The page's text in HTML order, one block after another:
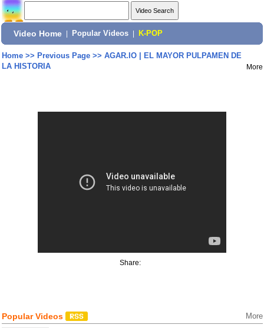
Video Home Popular Videos K-POP
Home>> Previous Page>> AGAR.IO | EL MAYOR PULPAMEN DE
LA HISTORIA
More
Share:
Popular Videos More